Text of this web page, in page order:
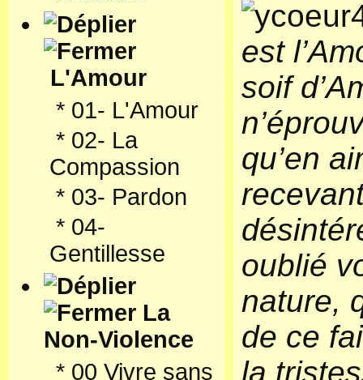
L'Amour
* 01- L'Amour
* 02- La
Compassion
* 03- Pardon
* 04-
Gentillesse
La
Non-Violence
* 00 Vivre sans
est
soif
qu’en
oublié
nature,
de ce
la